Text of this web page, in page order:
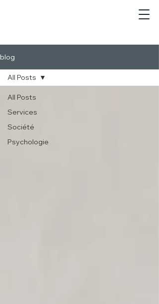
blog
All Posts
Services
Société
Psychologie
All Posts